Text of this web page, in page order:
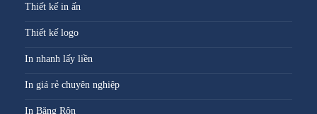
Thiết kế in ấn
Thiết kế logo
In nhanh lấy liền
In giá rẻ chuyên nghiệp
In Băng Rôn